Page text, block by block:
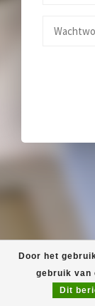
Door het
gebruik van
Dit